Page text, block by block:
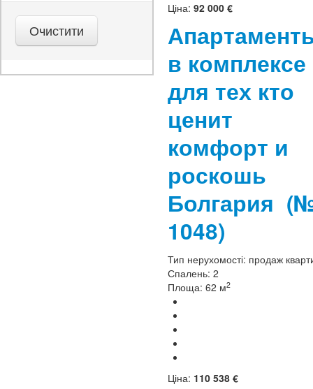
Ціна: 92 000 €
в комплексе
для тех кто
ценит
комфорт и
роскошь
Болгария
1048)
Тип нерухомості: продаж
Спалень: 2
Площа: 62 м2
Ціна: 110 538 €